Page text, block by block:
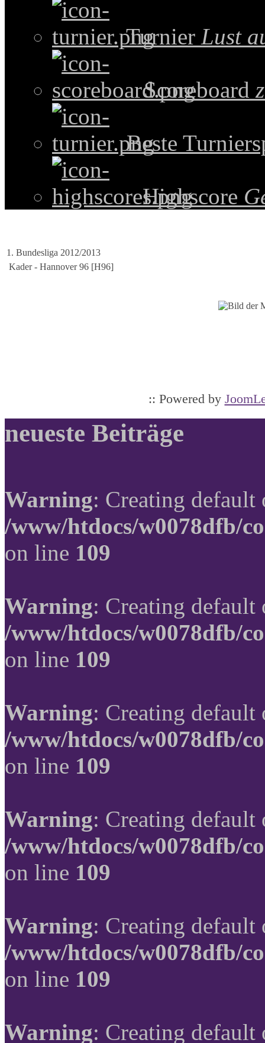
Turnier Lust
Scoreboard
Beste
Highscore
1. Bundesliga 2012/2013
Kader - Hannover 96 [H96]
:: Powered by
neueste Beiträge
Warning: Creating
/www/htdocs/w0078dfb/
on line 109
Warning: Creating
/www/htdocs/w0078dfb/
on line 109
Warning: Creating
/www/htdocs/w0078dfb/
on line 109
Warning: Creating
/www/htdocs/w0078dfb/
on line 109
Warning: Creating
/www/htdocs/w0078dfb/
on line 109
Warning: Creating